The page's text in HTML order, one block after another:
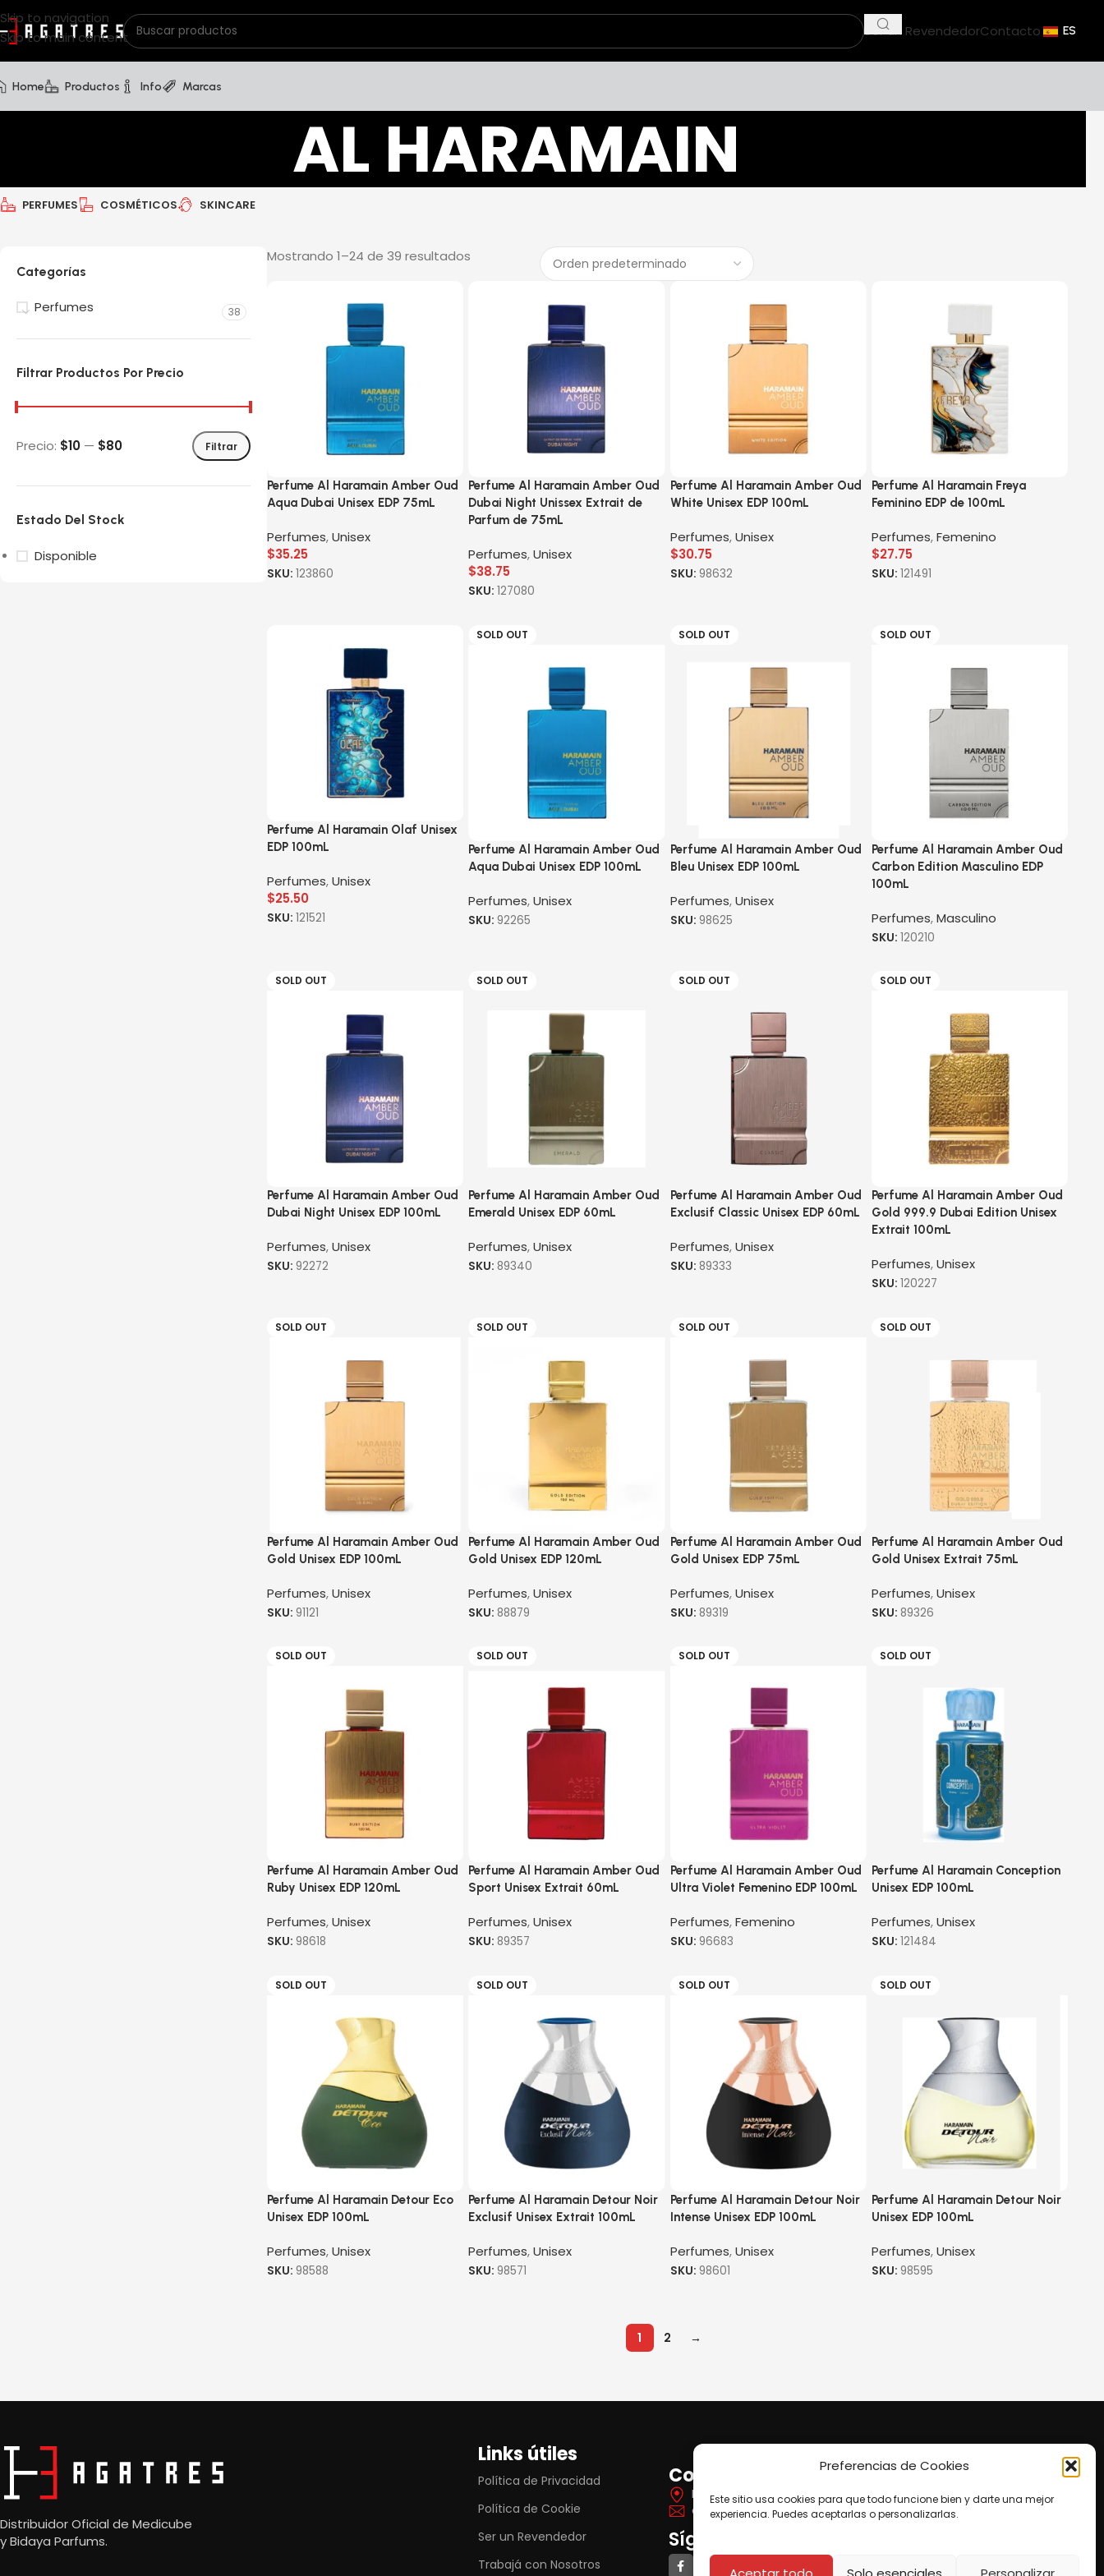
Preferencias de Cookies
Este sitio usa cookies para que todo funcione bien y darte una mejor
experiencia. Puedes aceptarlas o personalizarlas.
Skip to navigation
Skip to main content
Ser un RevendedorContacto ES
Home Productos Info Marcas
AL HARAMAIN
PERFUMES COSMÉTICOS SKINCARE
Categorías
Perfumes 38
Filtrar Productos Por Precio
Filtrar
Precio: $10 — $80
Estado Del Stock
Disponible
Mostrando 1–24 de 39 resultados
Perfume Al Haramain Amber Oud
Aqua Dubai Unisex EDP 75mL
Perfumes,Unisex
$35.25
SKU: 123860
Perfume Al Haramain Amber Oud
Dubai Night Unissex Extrait de
Parfum de 75mL
Perfumes, Unisex
$38.75
SKU:127080
Perfume Al Haramain Amber Oud
White Unisex EDP 100mL
Perfumes, Unisex
$30.75
SKU: 98632
Perfume Al Haramain Freya
Feminino EDP de 100mL
Perfumes, Femenino
$27.75
SKU: 121491
Perfume Al Haramain Olaf Unisex
EDP 100mL
Perfumes,Unisex
$25.50
SKU: 121521
SOLD OUT
Perfume Al Haramain Amber Oud
Aqua Dubai Unisex EDP 100mL
Perfumes, Unisex
SKU:92265
SOLD OUT
Perfume Al Haramain Amber Oud
Bleu Unisex EDP 100mL
Perfumes, Unisex
SKU: 98625
SOLD OUT
Perfume Al Haramain Amber Oud
Carbon Edition Masculino EDP
100mL
Perfumes, Masculino
SKU: 120210
SOLD OUT
Perfume Al Haramain Amber Oud
Dubai Night Unisex EDP 100mL
Perfumes,Unisex
SKU: 92272
SOLD OUT
Perfume Al Haramain Amber Oud
Emerald Unisex EDP 60mL
Perfumes, Unisex
SKU: 89340
SOLD OUT
Perfume Al Haramain Amber Oud
Exclusif Classic Unisex EDP 60mL
Perfumes, Unisex
SKU: 89333
SOLD OUT
Perfume Al Haramain Amber Oud
Gold 999.9 Dubai Edition Unisex
Extrait 100mL
Perfumes, Unisex
SKU: 120227
SOLD OUT
Perfume Al Haramain Amber Oud
Gold Unisex EDP 100mL
Perfumes,Unisex
SKU: 91121
SOLD OUT
Perfume Al Haramain Amber Oud
Gold Unisex EDP 120mL
Perfumes, Unisex
SKU: 88879
SOLD OUT
Perfume Al Haramain Amber Oud
Gold Unisex EDP 75mL
Perfumes, Unisex
SKU: 89319
SOLD OUT
Perfume Al Haramain Amber Oud
Gold Unisex Extrait 75mL
Perfumes, Unisex
SKU: 89326
SOLD OUT
Perfume Al Haramain Amber Oud
Ruby Unisex EDP 120mL
Perfumes,Unisex
SKU: 98618
SOLD OUT
Perfume Al Haramain Amber Oud
Sport Unisex Extrait 60mL
Perfumes, Unisex
SKU: 89357
SOLD OUT
Perfume Al Haramain Amber Oud
Ultra Violet Femenino EDP 100mL
Perfumes, Femenino
SKU: 96683
SOLD OUT
Perfume Al Haramain Conception
Unisex EDP 100mL
Perfumes, Unisex
SKU: 121484
SOLD OUT
Perfume Al Haramain Detour Eco
Unisex EDP 100mL
Perfumes,Unisex
SKU: 98588
SOLD OUT
Perfume Al Haramain Detour Noir
Exclusif Unisex Extrait 100mL
Perfumes, Unisex
SKU:98571
SOLD OUT
Perfume Al Haramain Detour Noir
Intense Unisex EDP 100mL
Perfumes, Unisex
SKU: 98601
SOLD OUT
Perfume Al Haramain Detour Noir
Unisex EDP 100mL
Perfumes, Unisex
SKU: 98595
1 2 →
Distribuidor Oficial de Medicube
yBidaya Parfums.
Links útiles
Política de Privacidad
Política de Cookie
Ser un Revendedor
Trabajá con Nosotros
Itá Yvate Shopping Cataratas, 4to Piso.
contato@agatres.co
Contacto
Síguenos: